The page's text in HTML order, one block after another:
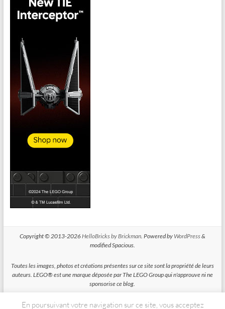
Copyright © 2013-2026HelloBricks by Brickman. Powered by WordPress&
modified Spacious.
Toutes les images, photos et créations présentes sur ce site sont la propriété de leurs
auteurs. LEGO® est une marque déposée par The LEGO Group qui n'approuve ni ne
sponsorise ce blog.
HelloBricks participe au Programme Partenaires d'Amazon EU, un programme
En poursuivant votre navigation sur ce site, vous acceptez